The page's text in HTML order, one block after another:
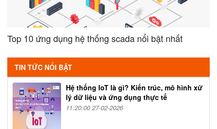
Top 10 ứng dụng hệ thống scada nổi bật nhất
TIN TỨC NỔI BẬT
Hệ thống IoT là gì? Kiến trúc, mô hình xử
lý dữ liệu và ứng dụng thực tế
11:20:00 27-02-2026